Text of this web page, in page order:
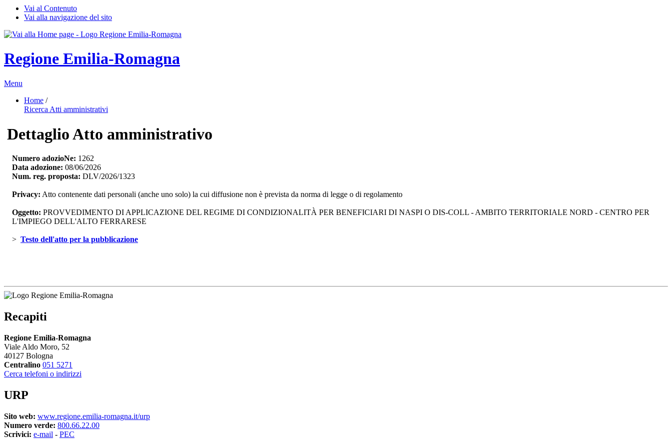
Vai al Contenuto
Vai alla navigazione del sito
Regione Emilia-Romagna
Menu
Home /
Ricerca Atti amministrativi
Dettaglio Atto amministrativo
Numero adozioNe: 1262
Data adozione: 08/06/2026
Num. reg. proposta: DLV/2026/1323
Privacy: Atto contenente dati personali (anche uno solo) la cui diffusione non è prevista da norma di legge o di regolamento
Oggetto: PROVVEDIMENTO DI APPLICAZIONE DEL REGIME DI CONDIZIONALITÀ PER BENEFICIARI DI NASPI O DIS-COLL - AMBITO TERRITORIALE NORD - CENTRO PER
L'IMPIEGO DELL'ALTO FERRARESE
> Testo dell'atto per la pubblicazione
Recapiti
Regione Emilia-Romagna
Viale Aldo Moro, 52
40127 Bologna
Centralino 051 5271
Cerca telefoni o indirizzi
URP
Sito web: www.regione.emilia-romagna.it/urp
Numero verde: 800.66.22.00
Scrivici: e-mail - PEC